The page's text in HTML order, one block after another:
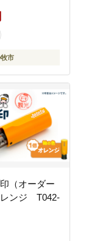
市
（オーダー
ンジ T042-